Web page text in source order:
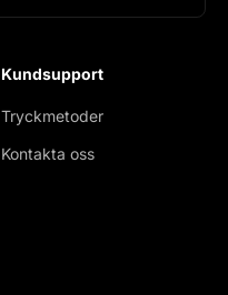
Kundsupport
Tryckmetoder
Kontakta oss